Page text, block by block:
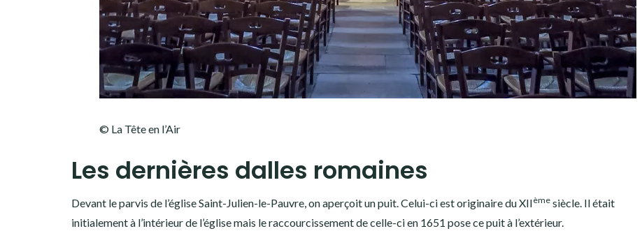
© La Tête en l’Air
Les dernières dalles romaines
Devant le parvis de l’église Saint-Julien-le-Pauvre, on aperçoit un puit. Celui-ci est originaire du XIIème siècle. Il était
initialement à l’intérieur de l’église mais le raccourcissement de celle-ci en 1651 pose ce puit à l’extérieur.